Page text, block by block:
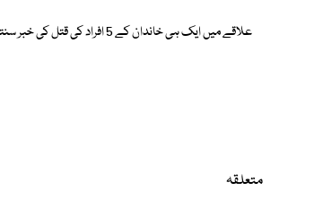
علاقے میں ایک ہی خاندان کے 5 افراد کی قتل کی خبر سنتے ہی خوف و ہراس پھیل گیا۔
متعلقہ